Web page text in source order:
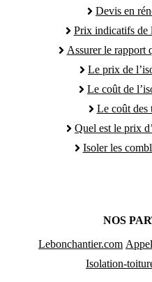
Devis en
Prix indicatifs de
Assurer le rapport
Le prix de
Le coût de
Le coût des
Quel est le prix
Isoler les
NOS
Lebonchantier.com
Isolation-